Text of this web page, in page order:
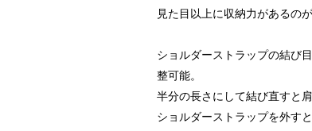
見た目以上に収納力があるの
ショルダーストラップの結び
整可能。
半分の長さにして結び直すと
ショルダーストラップを外す